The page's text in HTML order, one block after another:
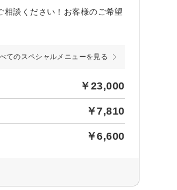
相談ください！お客様のご希望
てのスペシャルメニューを見る
￥23,000
￥7,810
￥6,600